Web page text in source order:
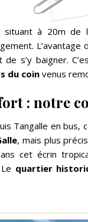
situant à 20m de
s’y baigner.
du coin venus
: notre
Tangalle en bus,
, mais plus
cet écrin
quartier